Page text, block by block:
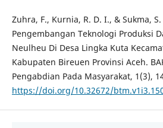
Zuhra, F., Kurnia, R. D. I., & Sukma,
Pengembangan Teknologi Produksi
Neulheu Di Desa Lingka Kuta
Kabupaten Bireuen Provinsi Aceh.
Pengabdian Pada Masyarakat, 1(3),
https://doi.org/10.32672/